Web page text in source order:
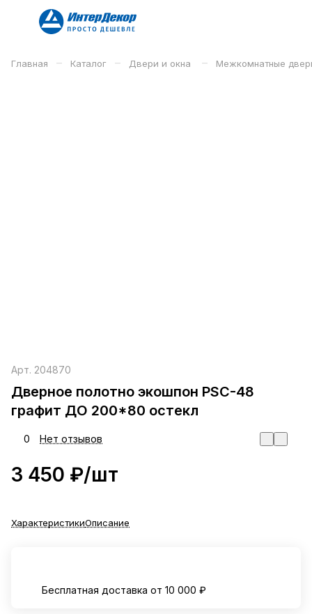
Главная – Каталог – Двери и окна – Межкомнатные
Арт. 204870
Дверное полотно экошпон PSС-48
графит ДО 200*80 остекл
0 Нет отзывов
3 450 ₽/шт
ХарактеристикиОписание
Бесплатная доставка от 10 000 ₽